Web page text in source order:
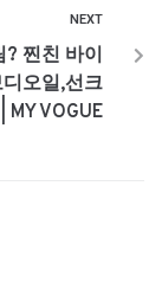
NEXT
찐친 바이
오일,선크
MY VOGUE